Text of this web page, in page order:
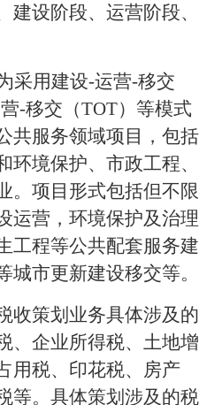
建设阶段、运营阶段、
采用建设-运营-移交
-移交（TOT）等模式
共服务领域项目，包括
环境保护、市政工程、
。项目形式包括但不限
运营，环境保护及治理
工程等公共配套服务建
城市更新建设移交等。
收策划业务具体涉及的
、企业所得税、土地增
用税、印花税、房产
等。具体策划涉及的税